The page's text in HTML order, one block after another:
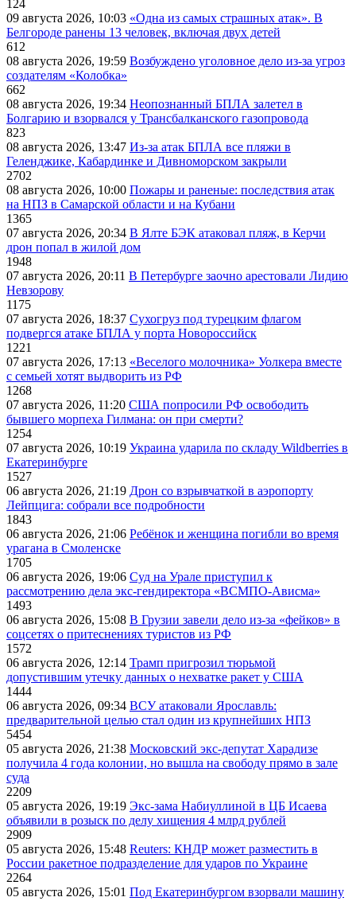
124
09 августа 2026, 10:03 «Одна из самых страшных атак». В
Белгороде ранены 13 человек, включая двух детей
612
08 августа 2026, 19:59 Возбуждено уголовное дело из-за угроз
создателям «Колобка»
662
08 августа 2026, 19:34 Неопознанный БПЛА залетел в
Болгарию и взорвался у Трансбалканского газопровода
823
08 августа 2026, 13:47 Из-за атак БПЛА все пляжи в
Геленджике, Кабардинке и Дивноморском закрыли
2702
08 августа 2026, 10:00 Пожары и раненые: последствия атак
на НПЗ в Самарской области и на Кубани
1365
07 августа 2026, 20:34 В Ялте БЭК атаковал пляж, в Керчи
дрон попал в жилой дом
1948
07 августа 2026, 20:11 В Петербурге заочно арестовали Лидию
Невзорову
1175
07 августа 2026, 18:37 Сухогруз под турецким флагом
подвергся атаке БПЛА у порта Новороссийск
1221
07 августа 2026, 17:13 «Веселого молочника» Уолкера вместе
с семьей хотят выдворить из РФ
1268
07 августа 2026, 11:20 США попросили РФ освободить
бывшего морпеха Гилмана: он при смерти?
1254
07 августа 2026, 10:19 Украина ударила по складу Wildberries в
Екатеринбурге
1527
06 августа 2026, 21:19 Дрон со взрывчаткой в аэропорту
Лейпцига: собрали все подробности
1843
06 августа 2026, 21:06 Ребёнок и женщина погибли во время
урагана в Смоленске
1705
06 августа 2026, 19:06 Суд на Урале приступил к
рассмотрению дела экс-гендиректора «ВСМПО-Ависма»
1493
06 августа 2026, 15:08 В Грузии завели дело из-за «фейков» в
соцсетях о притеснениях туристов из РФ
1572
06 августа 2026, 12:14 Трамп пригрозил тюрьмой
допустившим утечку данных о нехватке ракет у США
1444
06 августа 2026, 09:34 ВСУ атаковали Ярославль:
предварительной целью стал один из крупнейших НПЗ
5454
05 августа 2026, 21:38 Московский экс-депутат Харадизе
получила 4 года колонии, но вышла на свободу прямо в зале
суда
2209
05 августа 2026, 19:19 Экс-зама Набиуллиной в ЦБ Исаева
объявили в розыск по делу хищения 4 млрд рублей
2909
05 августа 2026, 15:48 Reuters: КНДР может разместить в
России ракетное подразделение для ударов по Украине
2264
05 августа 2026, 15:01 Под Екатеринбургом взорвали машину